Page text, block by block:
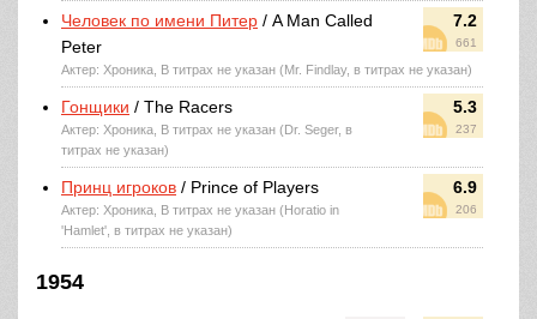
7.2
661
Человек по имени Питер / A Man Called
Peter
Актер: Хроника, В титрах не указан (Mr. Findlay, в титрах не указан)
5.3
237
Гонщики / The Racers
Актер: Хроника, В титрах не указан (Dr. Seger, в
титрах не указан)
6.9
206
Принц игроков / Prince of Players
Актер: Хроника, В титрах не указан (Horatio in
'Hamlet', в титрах не указан)
1954